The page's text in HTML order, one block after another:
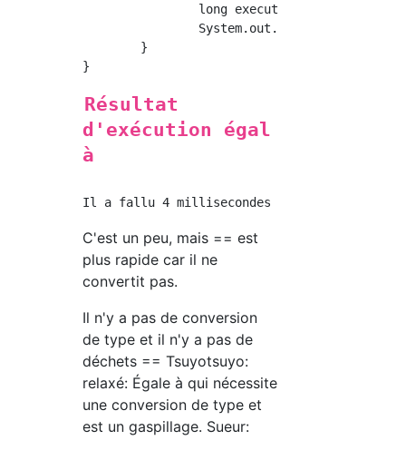
Résultat
d'exécution égal
à
C'est un peu, mais == est
plus rapide car il ne
convertit pas.
Il n'y a pas de conversion
de type et il n'y a pas de
déchets == Tsuyotsuyo:
relaxé: Égale à qui nécessite
une conversion de type et
est un gaspillage. Sueur: